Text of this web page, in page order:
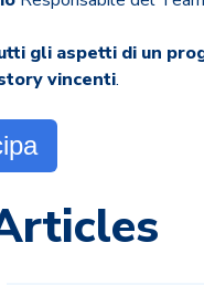
gli aspetti di un
vincenti.